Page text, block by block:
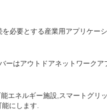
必要とする産業用アプリケー
はアウトドアネットワーク
エネルギー施設,スマートグリ
にします.